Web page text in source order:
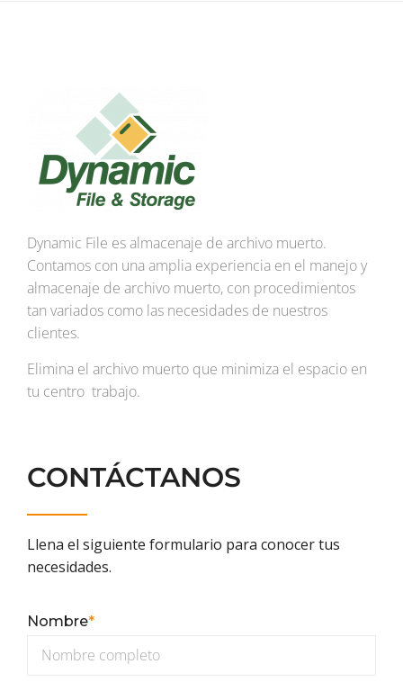
Dynamic File es almacenaje de archivo muerto.
Contamos con una amplia experiencia en el manejo y
almacenaje de archivo muerto, con procedimientos
tan variados como las necesidades de nuestros
clientes.
Elimina el archivo muerto que minimiza el espacio en
tu centro trabajo.
CONTÁCTANOS
Llena el siguiente formulario para conocer tus
necesidades.
Nombre*